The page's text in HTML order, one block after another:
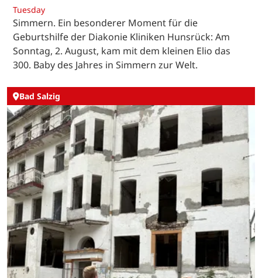
Tuesday
Simmern. Ein besonderer Moment für die
Geburtshilfe der Diakonie Kliniken Hunsrück: Am
Sonntag, 2. August, kam mit dem kleinen Elio das
300. Baby des Jahres in Simmern zur Welt.
Bad Salzig